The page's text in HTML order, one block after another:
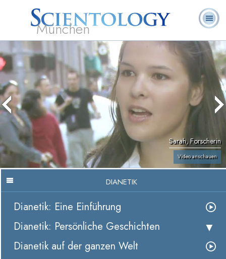
München
Hubbard
Scientology?
Ehrenamtliche
Geistliche
Häufig gestellte
Fragen
Bücher
Sarah, Forscherin
Video anschauen
DIANETIK
Dianetik: Eine Einführung
Dianetik: Persönliche Geschichten
Dianetik auf der ganzen Welt